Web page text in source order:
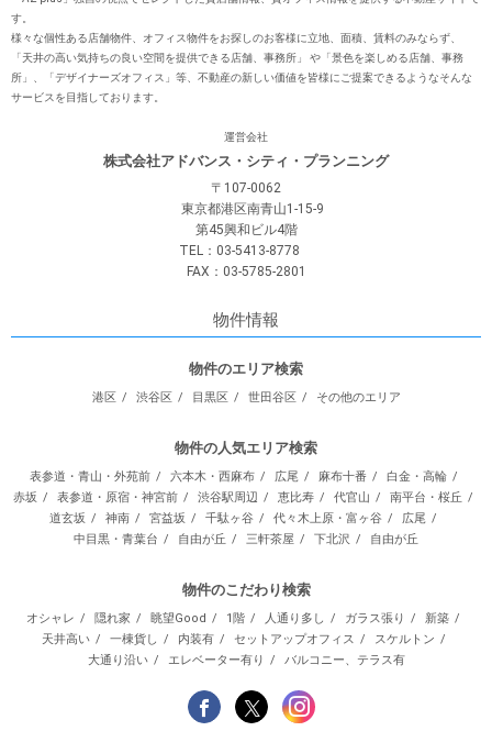
す。
様々な個性ある店舗物件、オフィス物件をお探しのお客様に⽴地、⾯積、賃料のみならず、
「天井の⾼い気持ちの良い空間を提供できる店舗、事務所」 や「景⾊を楽しめる店舗、事務
所」、「デザイナーズオフィス」等、不動産の新しい価値を皆様にご提案できるようなそんな
サービスを⽬指しております。
運営会社
株式会社アドバンス・シティ・プランニング
〒107-0062
東京都港区南青山1-15-9
第45興和ビル4階
TEL：03-5413-8778
FAX：03-5785-2801
物件情報
物件のエリア検索
港区 渋谷区 目黒区 世田谷区 その他のエリア
物件の人気エリア検索
表参道・青山・外苑前 六本木・西麻布 広尾 麻布十番
白金・高輪
赤坂
表参道・原宿・神宮前 渋谷駅周辺 恵比寿 代官山
南平台・桜丘
道玄坂
神南 宮益坂 千駄ヶ谷 代々木上原・富ヶ谷
広尾
中目黒・青葉台
自由が丘 三軒茶屋 下北沢 自由が丘
物件のこだわり検索
オシャレ 隠れ家 眺望Good 1階 人通り多し ガラス張り
新築
天井高い
一棟貨し 内装有 セットアップオフィス
スケルトン
大通り沿い
エレベーター有り バルコニー、テラス有